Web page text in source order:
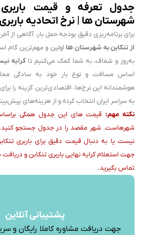
جدول تعرفه و قیمت
شهرستان ها | نرخ اتحادیه باربری
برای برنامه‌ریزی دقیق بودجه حمل بار، آگاهی از
از تنکابن به شهرستان ها اولین و مهم‌ترین گام
به‌روز و شفاف، به شما کمک می‌کنیم تاکرایه
اساس مسافت و نوع بار خود به سادگی
هوشمندانه این نرخ‌ها، اقتصادی‌ترین گزینه را
به سراسر ایران انتخاب کرده و از هزینه‌های
نکته مهم:قیمت های این جدول همگی
شهرهاست. شهر مقصد را در جدول جستجو
نیست یا به دنبال قیمت دقیق برای باربری
جهت استعلام کرایه نهایی باربری تنکابن و دریافت
تماس بگیرید.
پشتیبانی آنلاین
جهت دریافت مشاوره کاملا رایگان و